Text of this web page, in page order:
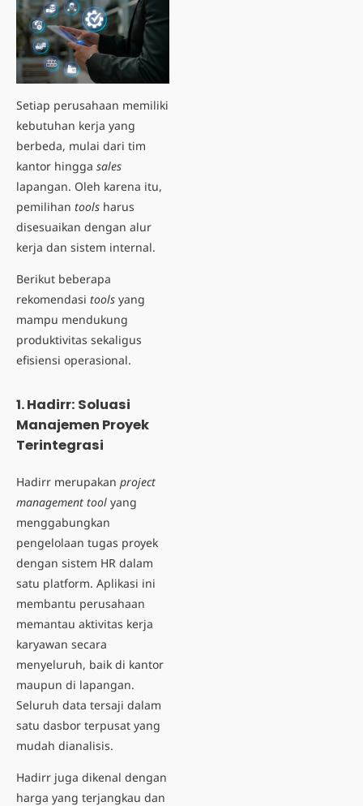
Setiap perusahaan memiliki
kebutuhan kerja yang
berbeda, mulai dari tim
kantor hingga sales
lapangan. Oleh karena itu,
pemilihan tools harus
disesuaikan dengan alur
kerja dan sistem internal.
Berikut beberapa
rekomendasi tools yang
mampu mendukung
produktivitas sekaligus
efisiensi operasional.
1. Hadirr: Soluasi
Manajemen Proyek
Terintegrasi
Hadirr merupakan project
management tool yang
menggabungkan
pengelolaan tugas proyek
dengan sistem HR dalam
satu platform. Aplikasi ini
membantu perusahaan
memantau aktivitas kerja
karyawan secara
menyeluruh, baik di kantor
maupun di lapangan.
Seluruh data tersaji dalam
satu dasbor terpusat yang
mudah dianalisis.
Hadirr juga dikenal dengan
harga yang terjangkau dan